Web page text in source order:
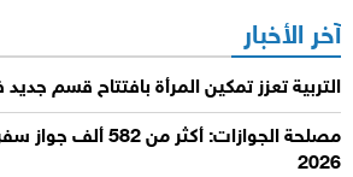
آخر الأخبار
التربية تعزز تمكين المرأة بافتتاح قسم
مصلحة الجوازات: أكثر
2026